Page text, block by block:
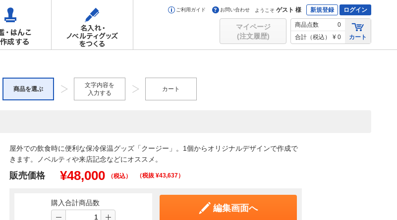
ご利用ガイド お問い合わせ ようこそ ゲスト 様 新規登録 ログイン
マイページ
(注文履歴)
商品点数
0
合計（税込）
¥ 0 カート
商品を選ぶ
文字内容を
入力する
カート
屋外での飲食時に便利な保冷保温グッズ「クージー」。1個からオリジナルデザインで作成で
きます。ノベルティや来店記念などにオススメ。
販売価格 ¥48,000 （税込） （税抜 ¥43,637）
購入合計商品数
編集画面へ